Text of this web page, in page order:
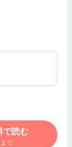
で読む
で